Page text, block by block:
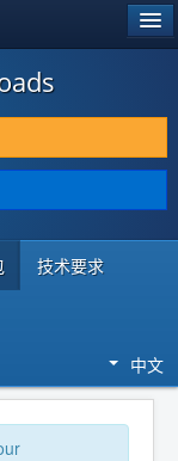
技术要求
中文